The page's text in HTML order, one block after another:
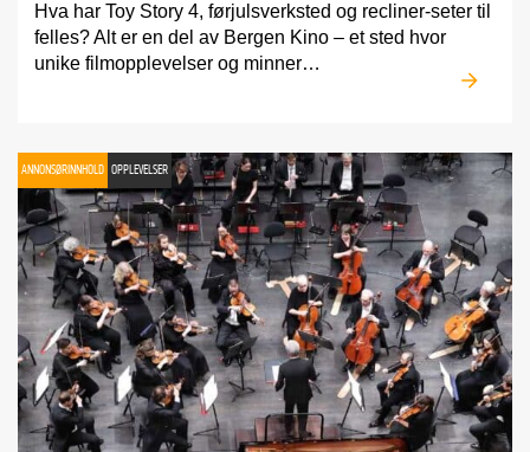
Hva har Toy Story 4, førjulsverksted og recliner-seter til
felles? Alt er en del av Bergen Kino – et sted hvor
unike filmopplevelser og minner…
ANNONSØRINNHOLD OPPLEVELSER